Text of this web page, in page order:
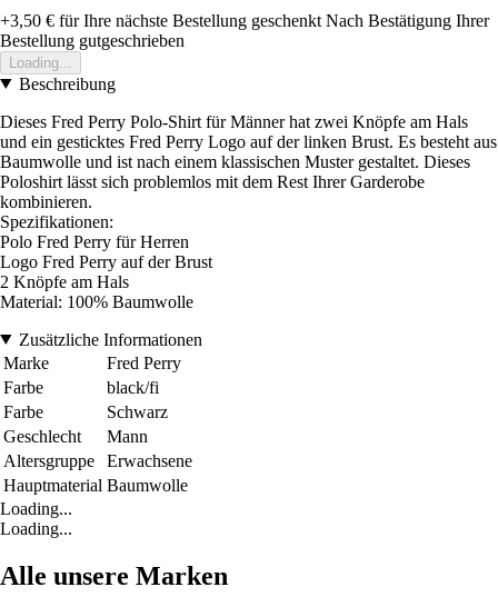
+3,50 € für Ihre nächste Bestellung geschenkt Nach Bestätigung Ihrer
Bestellung gutgeschrieben
Loading...
Beschreibung
Dieses Fred Perry Polo-Shirt für Männer hat zwei Knöpfe am Hals
und ein gesticktes Fred Perry Logo auf der linken Brust. Es besteht aus
Baumwolle und ist nach einem klassischen Muster gestaltet. Dieses
Poloshirt lässt sich problemlos mit dem Rest Ihrer Garderobe
kombinieren.
Spezifikationen:
Polo Fred Perry für Herren
Logo Fred Perry auf der Brust
2 Knöpfe am Hals
Material: 100% Baumwolle
Zusätzliche Informationen
Marke
Fred Perry
Farbe
black/fi
Farbe
Schwarz
Geschlecht
Mann
Altersgruppe
Erwachsene
Hauptmaterial Baumwolle
Loading...
Loading...
Alle unsere Marken